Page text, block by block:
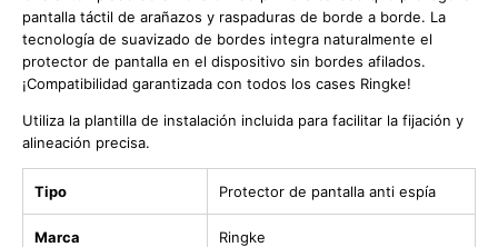
pantalla táctil de arañazos y raspaduras de borde a borde. La
tecnología de suavizado de bordes integra naturalmente el
protector de pantalla en el dispositivo sin bordes afilados.
¡Compatibilidad garantizada con todos los cases Ringke!
Utiliza la plantilla de instalación incluida para facilitar la fijación y
alineación precisa.
Tipo Protector de pantalla anti espía
Marca Ringke